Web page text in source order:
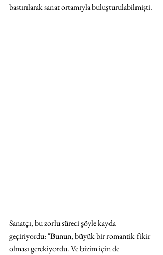
bastırılarak sanat ortamıyla buluşturulabilmişti.
Sanatçı, bu zorlu süreci şöyle kayda
geçiriyordu: "Bunun, büyük bir romantik fikir
olması gerekiyordu. Ve bizim için de